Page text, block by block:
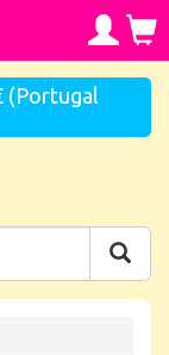
(Portugal